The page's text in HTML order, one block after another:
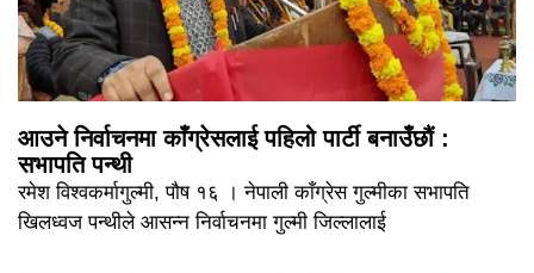
आउने निर्वाचनमा काँग्रेसलाई पहिलो पार्टी बनाउँछौं :
सभापति पन्थी
रमेश विश्वकर्मागुल्मी, पौष १६ । नेपाली काँग्रेस गुल्मीका सभापति
खिलध्वज पन्थीले आसन्न निर्वाचनमा गुल्मी जिल्लालाई